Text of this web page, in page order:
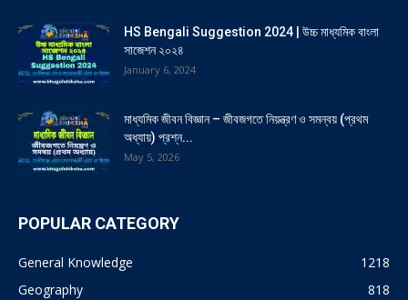
HS Bengali Suggestion 2024 | উচ্চ মাধ্যমিক বাংলা
সাজেশন ২০২৪
January 6, 2024
মাধ্যমিক জীবন বিজ্ঞান – জীবজগতে নিয়ন্ত্রণ ও সমন্বয় (প্রথম
অধ্যায়) প্রশ্ন...
May 5, 2026
POPULAR CATEGORY
General Knowledge
1218
Geography
818